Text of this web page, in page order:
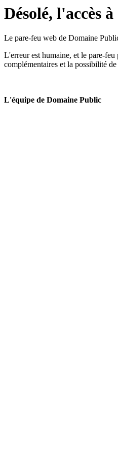
Désolé, l'accès
Le pare-feu web de Domaine
L'erreur est humaine, et le pare-
complémentaires et la possibilité
L'équipe de Domaine Public